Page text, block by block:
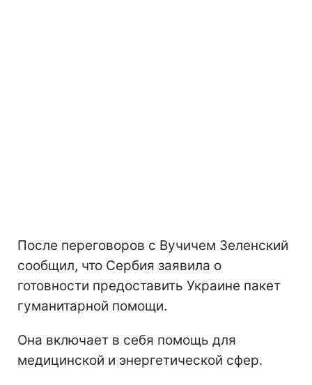
После переговоров с Вучичем Зеленский
сообщил, что Сербия заявила о
готовности предоставить Украине пакет
гуманитарной помощи.
Она включает в себя помощь для
медицинской и энергетической сфер.